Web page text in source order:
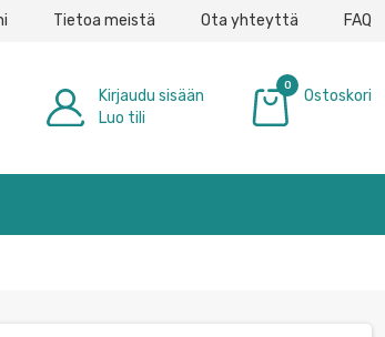
Tietoa meistä Ota yhteyttä FAQ
Kirjaudu sisään
Luo tili
0
Ostoskori